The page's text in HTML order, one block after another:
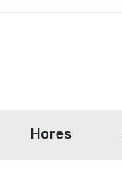
Hores